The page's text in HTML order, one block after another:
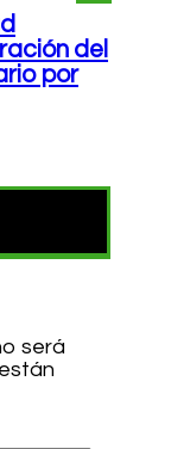
del
por
será